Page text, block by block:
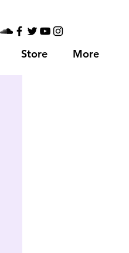
Store More